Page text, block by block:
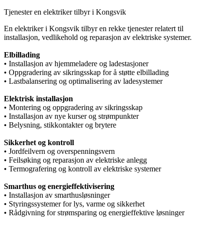
Tjenester en elektriker tilbyr i Kongsvik
En elektriker i Kongsvik tilbyr en rekke tjenester relatert til
installasjon, vedlikehold og reparasjon av elektriske systemer.
Elbillading
• Installasjon av hjemmeladere og ladestasjoner
• Oppgradering av sikringsskap for å støtte elbillading
• Lastbalansering og optimalisering av ladesystemer
Elektrisk installasjon
• Montering og oppgradering av sikringsskap
• Installasjon av nye kurser og strømpunkter
• Belysning, stikkontakter og brytere
Sikkerhet og kontroll
• Jordfeilvern og overspenningsvern
• Feilsøking og reparasjon av elektriske anlegg
• Termografering og kontroll av elektriske systemer
Smarthus og energieffektivisering
• Installasjon av smarthusløsninger
• Styringssystemer for lys, varme og sikkerhet
• Rådgivning for strømsparing og energieffektive løsninger